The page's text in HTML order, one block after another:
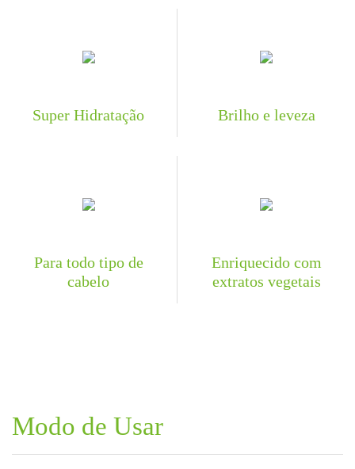
Super Hidratação Brilho e leveza
Para todo tipo de
cabelo
Enriquecido com
extratos vegetais
Modo de Usar